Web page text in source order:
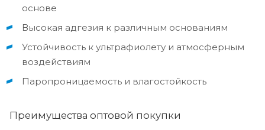
основе
Высокая адгезия к различным основаниям
Устойчивость к ультрафиолету и атмосферным
воздействиям
Паропроницаемость и влагостойкость
Преимущества оптовой покупки